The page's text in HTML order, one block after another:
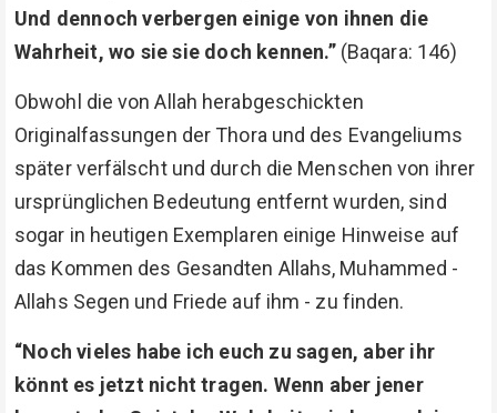
Und dennoch verbergen einige von ihnen die
Wahrheit, wo sie sie doch kennen.”(Baqara: 146)
Obwohl die von Allah herabgeschickten
Originalfassungen der Thora und des Evangeliums
später verfälscht und durch die Menschen von ihrer
ursprünglichen Bedeutung entfernt wurden, sind
sogar in heutigen Exemplaren einige Hinweise auf
das Kommen des Gesandten Allahs, Muhammed -
Allahs Segen und Friede auf ihm - zu finden.
“Noch vieles habe ich euch zu sagen, aber ihr
könnt es jetzt nicht tragen. Wenn aber jener